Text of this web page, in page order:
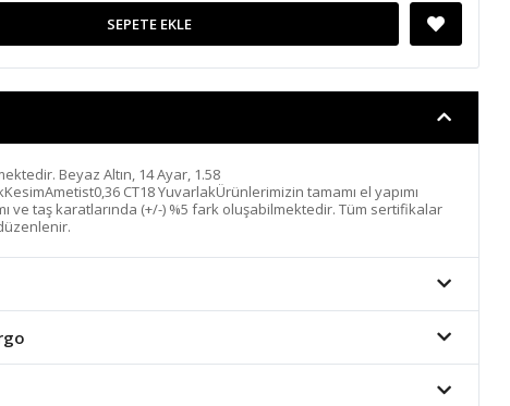
SEPETE EKLE
Beyaz Altın, 14 Ayar, 1.58
CT18 YuvarlakÜrünlerimizin tamamı el yapımı
ve taş karatlarında (+/-) %5 fark oluşabilmektedir. Tüm sertifikalar